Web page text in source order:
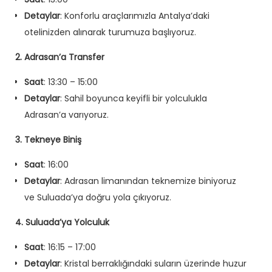
Detaylar: Konforlu araçlarımızla Antalya’daki
otelinizden alınarak turumuza başlıyoruz.
2. Adrasan’a Transfer
Saat: 13:30 – 15:00
Detaylar: Sahil boyunca keyifli bir yolculukla
Adrasan’a varıyoruz.
3. Tekneye Biniş
Saat: 16:00
Detaylar: Adrasan limanından teknemize biniyoruz
ve Suluada’ya doğru yola çıkıyoruz.
4. Suluada’ya Yolculuk
Saat: 16:15 – 17:00
Detaylar: Kristal berraklığındaki suların üzerinde huzur